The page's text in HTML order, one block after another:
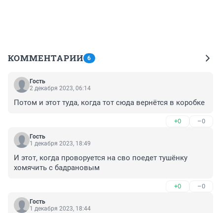
КОММЕНТАРИИ 6
Гость
2 декабря 2023, 06:14
Потом и этот туда, когда тот сюда вернётся в коробке
+0 –0
Гость
1 декабря 2023, 18:49
И этот, когда проворуется на сво поедет тушёнку
хомячить с бадрановым
+0 –0
Гость
1 декабря 2023, 18:44